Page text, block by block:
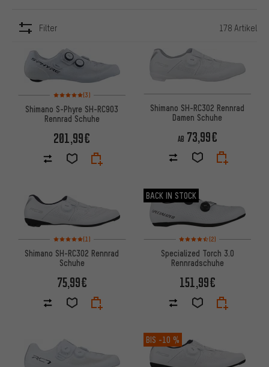
Filter 178 Artikel
ARTIKEL
Bewertungen: 5 von 5 basierend auf 3 Bewertungen
(3)
Shimano S-Phyre SH-RC903
Rennrad Schuhe
201,99€
Shimano SH-RC302 Rennrad
Damen Schuhe
AB 73,99€
Bewertungen: 5 von 5 basierend auf 1 Bewertungen
(1)
Shimano SH-RC302 Rennrad
Schuhe
75,99€
BACK IN STOCK
Bewertungen: 4,5 von 5
(2)
Specialized Torch 3.0
Rennradschuhe
151,99€
BIS -10 %